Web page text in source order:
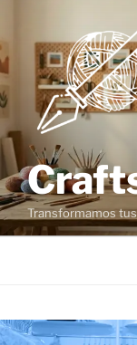
Transformamos